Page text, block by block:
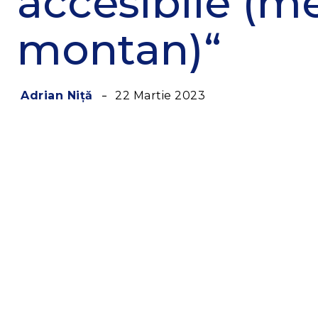
montan)“
Adrian Niță 22 Martie 2023